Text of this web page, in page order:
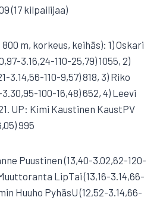
(17 kilpailijaa)
m, korkeus, keihäs): 1) Oskari
3.16,24-110-25,79) 1055, 2)
3.14,56-110-9,57) 818, 3) Riko
100-16,48) 652, 4) Leevi
UP: Kimi Kaustinen KaustPV
995
Puustinen (13,40-3.02,62-120-
LipTai (13,16-3.14,66-
Huuho PyhäsU (12,52-3.14,66-